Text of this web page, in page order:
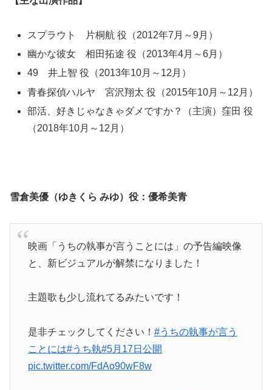
スプラウト 片桐航 役（2012年7月～9月）
幽かな彼女 相田拓途 役（2013年4月～6月）
49 井上智 役（2013年10月～12月）
青春探偵ハルヤ 宮沢翔太 役（2015年10月～12月）
部活、好きじゃなきゃダメですか？（主演）窪田 役
（2018年10月～12月）
雪倉美優（ゆきくら みゆ）役：優希美青
映画「うちの執事が言うことには」の予告編映像
と、新ビジュアルが解禁になりました！
主題歌も少し流れてるみたいです！
是非チェックしてください！ #うちの執事が言う
ことには#うち執#5月17日公開
pic.twitter.com/FdAo90wF8w